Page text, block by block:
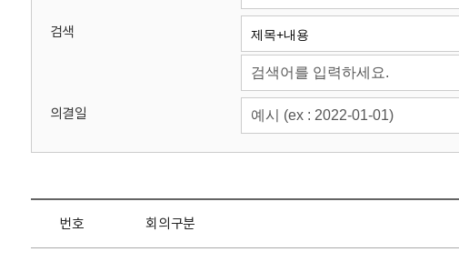
검색
의결일
번호 회의구분